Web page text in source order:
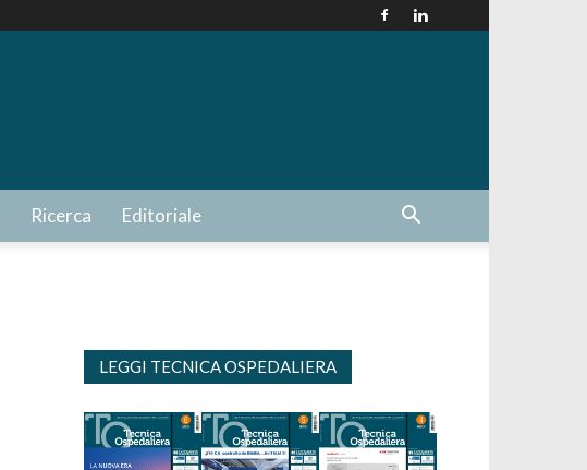
Ricerca Editoriale
LEGGI TECNICA OSPEDALIERA